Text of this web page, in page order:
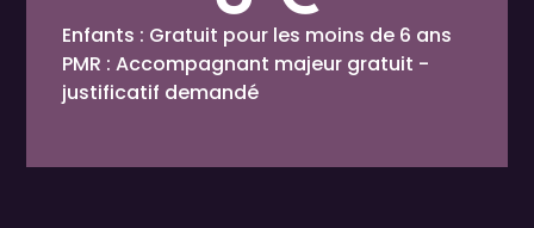
Enfants : Gratuit pour les moins de 6 ans
PMR : Accompagnant majeur gratuit -
justificatif demandé